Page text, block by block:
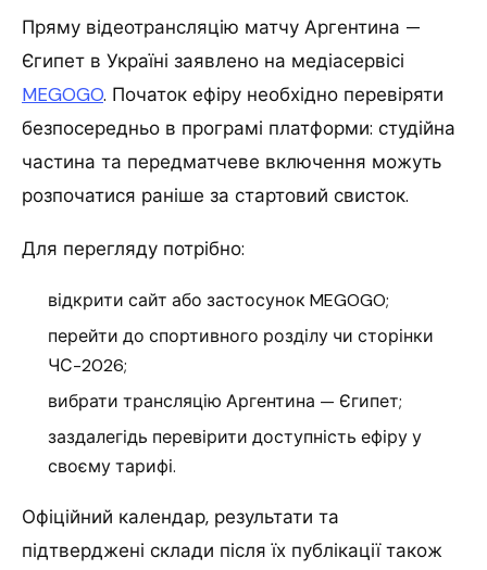
Пряму відеотрансляцію матчу Аргентина —
Єгипет в Україні заявлено на медіасервісі
MEGOGO. Початок ефіру необхідно перевіряти
безпосередньо в програмі платформи: студійна
частина та передматчеве включення можуть
розпочатися раніше за стартовий свисток.
Для перегляду потрібно:
відкрити сайт або застосунок MEGOGO;
перейти до спортивного розділу чи сторінки
ЧС-2026;
вибрати трансляцію Аргентина — Єгипет;
заздалегідь перевірити доступність ефіру у
своєму тарифі.
Офіційний календар, результати та
підтверджені склади після їх публікації також